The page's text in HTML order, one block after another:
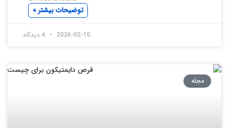
توضیحات بیشتر »
2026-02-10
مجله